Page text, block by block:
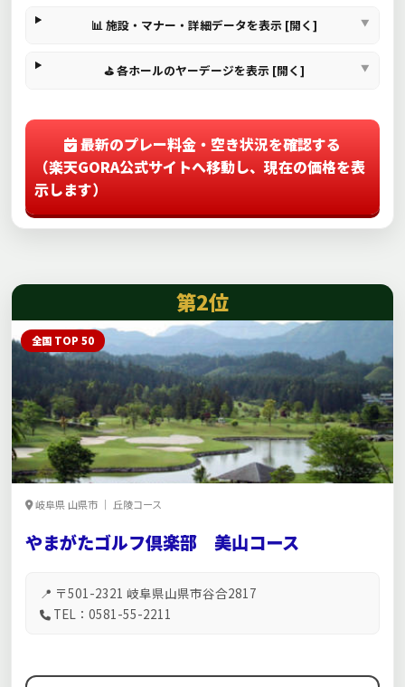
📊 施設・マナー・詳細データを表示 [開く]
⛳ 各ホールのヤーデージを表示 [開く]
最新のプレー料金・空き状況を確認する
（楽天GORA公式サイトへ移動し、現在の価格を表
示します）
第2位
全国 TOP 50
岐阜県 山県市 ｜ 丘陵コース
やまがたゴルフ倶楽部 美山コース
📍 〒501-2321 岐阜県山県市谷合2817
TEL：0581-55-2211